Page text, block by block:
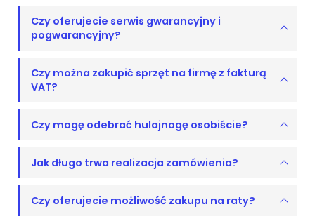
Czy oferujecie serwis gwarancyjny i
pogwarancyjny?
Czy można zakupić sprzęt na firmę z fakturą
VAT?
Czy mogę odebrać hulajnogę osobiście?
Jak długo trwa realizacja zamówienia?
Czy oferujecie możliwość zakupu na raty?